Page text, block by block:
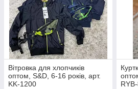
Вітровка для хлопчиків
оптом, S&D, 6-16 років, арт.
KK-1200